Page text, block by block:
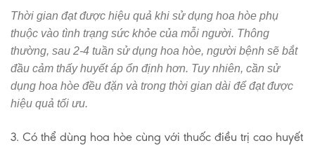
Thời gian đạt được hiệu quả khi sử dụng hoa hòe phụ
thuộc vào tình trạng sức khỏe của mỗi người. Thông
thường, sau 2-4 tuần sử dụng hoa hòe, người bệnh sẽ bắt
đầu cảm thấy huyết áp ổn định hơn. Tuy nhiên, cần sử
dụng hoa hòe đều đặn và trong thời gian dài để đạt được
hiệu quả tối ưu.
3. Có thể dùng hoa hòe cùng với thuốc điều trị cao huyết